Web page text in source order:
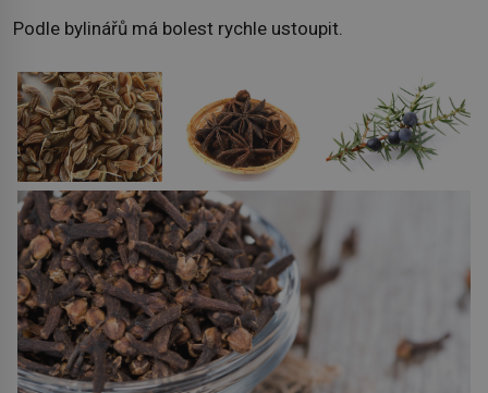
Podle bylinářů má bolest rychle ustoupit.